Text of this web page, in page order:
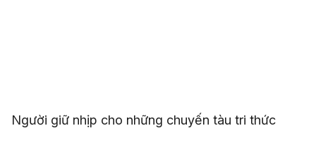
Người giữ nhịp cho những chuyến tàu tri thức